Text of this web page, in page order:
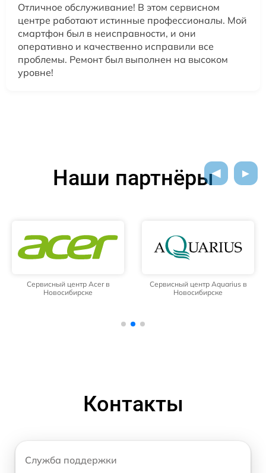
Отличное обслуживание! В этом сервисном
центре работают истинные профессионалы. Мой
смартфон был в неисправности, и они
оперативно и качественно исправили все
проблемы. Ремонт был выполнен на высоком
уровне!
Наши партнёры
Сервисный центр Acer в
Новосибирске
Сервисный центр Aquarius в
Новосибирске
Контакты
Служба поддержки